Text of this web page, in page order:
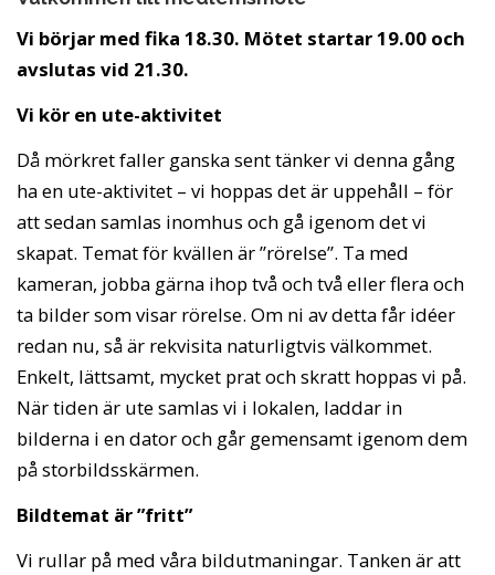
Vi börjar med fika 18.30. Mötet startar 19.00 och
avslutas vid 21.30.
Vi kör en ute-aktivitet
Då mörkret faller ganska sent tänker vi denna gång
ha en ute-aktivitet – vi hoppas det är uppehåll – för
att sedan samlas inomhus och gå igenom det vi
skapat. Temat för kvällen är ”rörelse”. Ta med
kameran, jobba gärna ihop två och två eller flera och
ta bilder som visar rörelse. Om ni av detta får idéer
redan nu, så är rekvisita naturligtvis välkommet.
Enkelt, lättsamt, mycket prat och skratt hoppas vi på.
När tiden är ute samlas vi i lokalen, laddar in
bilderna i en dator och går gemensamt igenom dem
på storbildsskärmen.
Bildtemat är ”fritt”
Vi rullar på med våra bildutmaningar. Tanken är att